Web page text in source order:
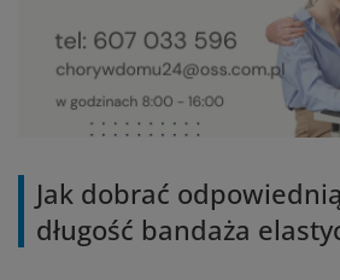
Jak dobrać
długość bandaża